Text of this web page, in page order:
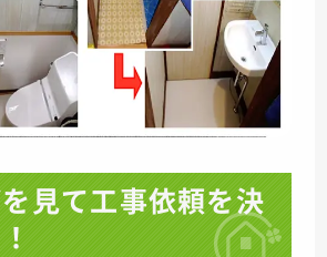
見て工事依頼を決